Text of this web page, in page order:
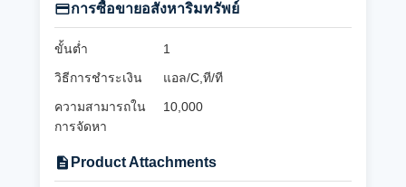
การซื้อขายอสังหาริมทรัพย์
ขั้นต่ำ
1
วิธีการชำระเงิน
แอล/C,ที/ที
ความสามารถใน
การจัดหา
10,000
Product Attachments